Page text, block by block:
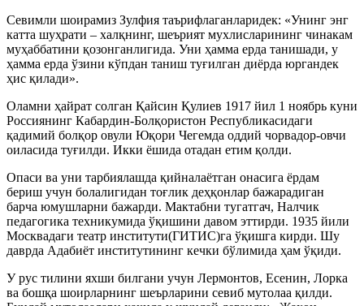
Севимли шоирамиз Зулфия таърифлаганларидек: «Унинг энг
катта шуҳрати – халқнинг, шеърият мухлисларининг чинакам
муҳаббатини қозонганлигида. Уни ҳамма ерда танишади, у
ҳамма ерда ўзини кўпдан таниш туғилган диёрда юргандек
ҳис қилади».
Оламни ҳайрат солган Қайсин Қулиев 1917 йил 1 ноябрь куни
Россиянинг Кабардин-Болқористон Республикасидаги
қадимий болқор овули Юқори Чегемда оддий чорвадор-овчи
оиласида туғилди. Икки ёшида отадан етим қолди.
Опаси ва уни тарбиялашда қийналаётган онасига ёрдам
бериш учун болалигидан тоғлик деҳқонлар бажарадиган
барча юмушларни бажарди. Мактабни тугатгач, Налчик
педагогика техникумида ўқишини давом эттирди. 1935 йили
Москвадаги театр институти(ГИТИС)га ўқишга кирди. Шу
даврда Адабиёт институтининг кечки бўлимида ҳам ўқиди.
У рус тилини яхши билгани учун Лермонтов, Есенин, Лорка
ва бошқа шоирларнинг шеърларини севиб мутолаа қилди.